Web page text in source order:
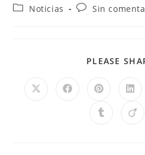
Noticias
Sin
PLEASE